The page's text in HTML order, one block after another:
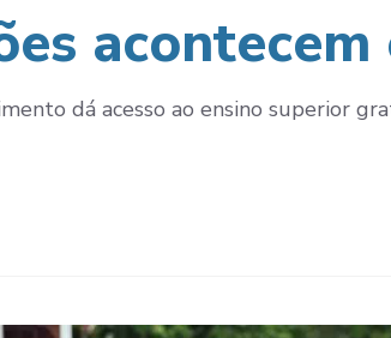
dá acesso ao ensino superior